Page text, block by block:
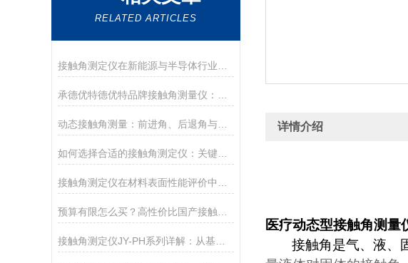
RELATED ARTICLES
动态接触角测量：前进角、后退角与滚动角分析
如何选择合适的接触角测定仪：关键参数与配置解读
详情介绍
医疗动态型接触角测量
接触角是气、液、